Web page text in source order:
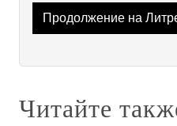
Продолжение на
Читайте